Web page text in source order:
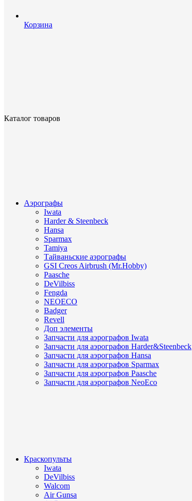
Корзина
Каталог товаров
Аэрографы
Iwata
Harder & Steenbeck
Hansa
Sparmax
Tamiya
Тайваньские аэрографы
GSI Creos Airbrush (Mr.Hobby)
Paasche
DeVilbiss
Fengda
NEOECO
Badger
Revell
Доп элементы
Запчасти для аэрографов Iwata
Запчасти для аэрографов Harder&Steenbeck
Запчасти для аэрографов Hansa
Запчасти для аэрографов Sparmax
Запчасти для аэрографов Paasche
Запчасти для аэрографов NeoEco
Краскопульты
Iwata
DeVilbiss
Walcom
Air Gunsa